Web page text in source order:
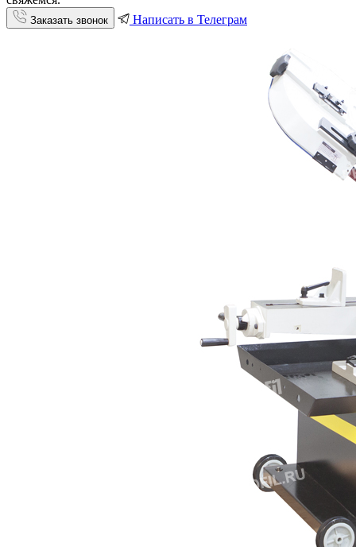
Заказать звонок Написать в Телеграм